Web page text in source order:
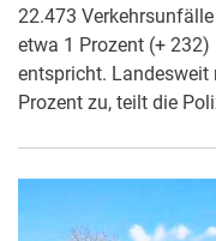
22.473
etwa 1 Prozent (+
entspricht. Landesweit
Prozent zu, teilt die